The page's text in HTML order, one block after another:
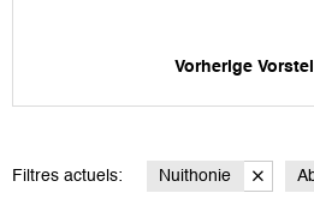
Vorherige
Filtres actuels: Nuithonie